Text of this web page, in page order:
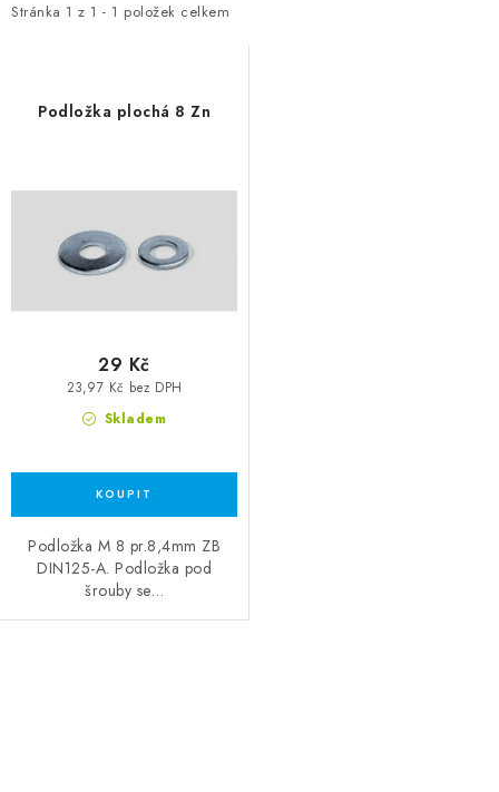
Stránka 1 z 1 - 1 položek celkem
Podložka plochá 8 Zn
Skladem
23,97 Kč bez DPH
29 Kč
Podložka M 8 pr.8,4mm ZB
DIN125-A. Podložka pod
šrouby se…